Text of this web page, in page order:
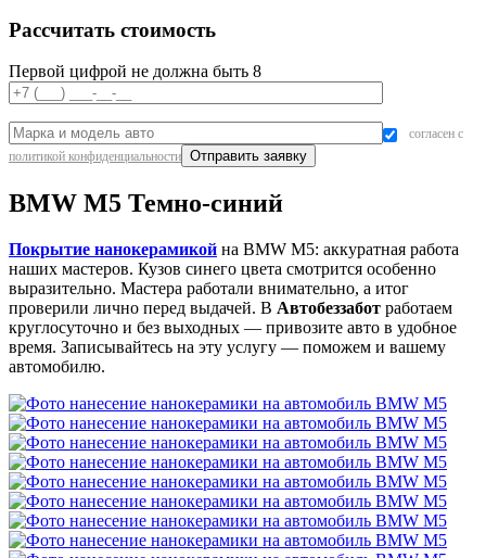
Рассчитать стоимость
Первой цифрой не должна быть 8
согласен с
политикой конфиденциальности
BMW M5 Темно-синий
Покрытие нанокерамикой на BMW M5: аккуратная работа
наших мастеров. Кузов синего цвета смотрится особенно
выразительно. Мастера работали внимательно, а итог
проверили лично перед выдачей. В Автобеззабот работаем
круглосуточно и без выходных — привозите авто в удобное
время. Записывайтесь на эту услугу — поможем и вашему
автомобилю.